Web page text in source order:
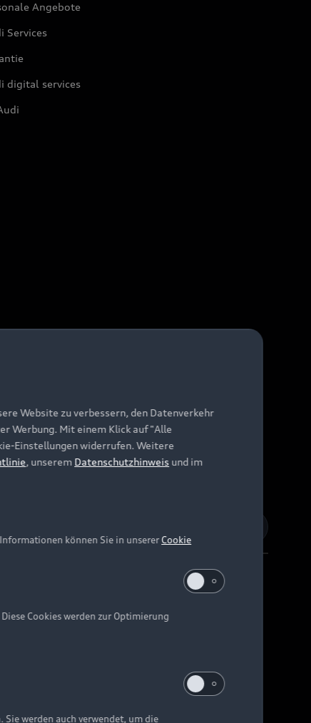
Angebote
Services
digital services
Digital Services Act
abweichen.
Website zu verbessern, den Datenverkehr
Werbung. Mit einem Klick auf "Alle
Einstellungen widerrufen. Weitere
, unserem Datenschutzhinweis und im
können Sie in unsererCookie
Cookies werden zur Optimierung
werden auch verwendet, um die